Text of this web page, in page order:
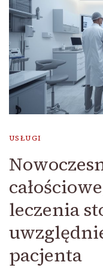
USŁUGI
leczenia
pacjenta